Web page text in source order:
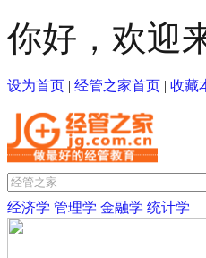
你好，欢迎
设为首页 | 经管之家首页 | 收藏
经济学 管理学 金融学 统计学